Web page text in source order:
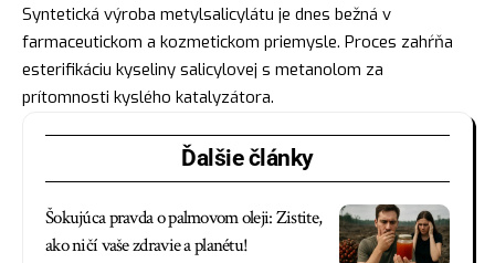
Syntetická výroba metylsalicylátu je dnes bežná v
farmaceutickom a kozmetickom priemysle. Proces zahŕňa
esterifikáciu kyseliny salicylovej s metanolom za
prítomnosti kyslého katalyzátora.
Ďalšie články
Šokujúca pravda o palmovom oleji: Zistite,
ako ničí vaše zdravie a planétu!